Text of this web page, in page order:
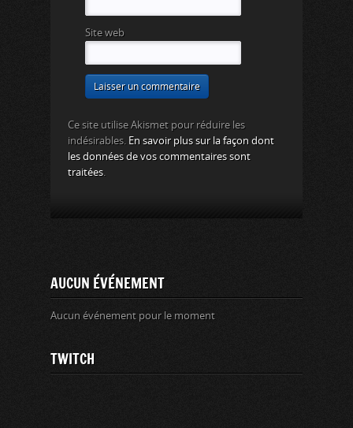
Site web
Ce site utilise Akismet pour réduire les
indésirables. En savoir plus sur la façon dont
les données de vos commentaires sont
traitées
AUCUN ÉVÉNEMENT
Aucun événement pour le moment
TWITCH